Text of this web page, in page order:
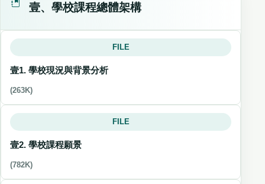
壹、學校課程總體架構
FILE
壹1. 學校現況與背景分析
(263K)
FILE
壹2. 學校課程願景
(782K)